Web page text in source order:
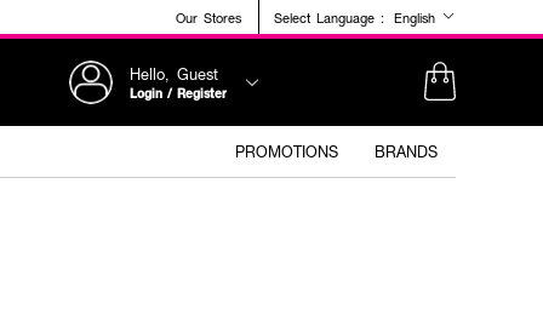
Our Stores Select Language : English
Hello, Guest
Login / Register
PROMOTIONS BRANDS